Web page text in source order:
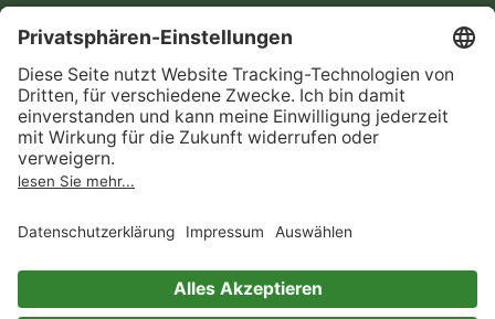
AGB
Informationen nach Data
Act
Verträge hier kündigen
Impressum
Immer ein gutes Buch